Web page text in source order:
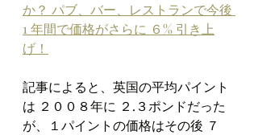
か？ パブ、バー、レストランで今後
1 年間で価格がさらに ６% 引き上
げ！
記事によると、英国の平均パイント
は ２００８年に ２.３ポンドだった
が、１パイントの価格はその後 ７